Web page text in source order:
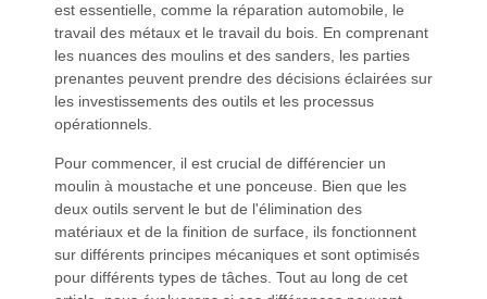
est essentielle, comme la réparation automobile, le
travail des métaux et le travail du bois. En comprenant
les nuances des moulins et des sanders, les parties
prenantes peuvent prendre des décisions éclairées sur
les investissements des outils et les processus
opérationnels.
Pour commencer, il est crucial de différencier un
moulin à moustache et une ponceuse. Bien que les
deux outils servent le but de l'élimination des
matériaux et de la finition de surface, ils fonctionnent
sur différents principes mécaniques et sont optimisés
pour différents types de tâches. Tout au long de cet